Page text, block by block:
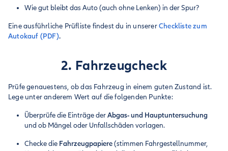
Wie gut bleibt das Auto (auch ohne Lenken) in der Spur?
Eine ausführliche Prüfliste findest du in unsererCheckliste zum
Autokauf (PDF).
2. Fahrzeugcheck
Prüfe genauestens, ob das Fahrzeug in einem guten Zustand ist.
Lege unter anderem Wert auf die folgenden Punkte:
Überprüfe die Einträge derAbgas- und Hauptuntersuchung
und ob Mängel oder Unfallschäden vorlagen.
Checke die Fahrzeugpapiere(stimmen Fahrgestellnummer,